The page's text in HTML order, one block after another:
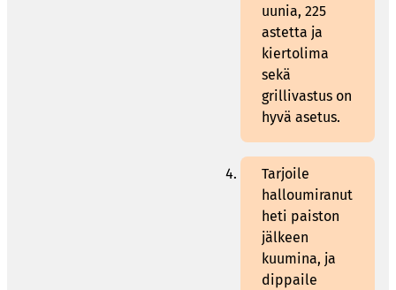
uunia, 225
astetta ja
kiertolima
sekä
grillivastus on
hyvä asetus.
Tarjoile
halloumiranut
heti paiston
jälkeen
kuumina, ja
dippaile